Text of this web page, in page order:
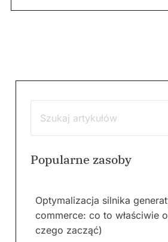
Popularne zasoby
Optymalizacja silnika
commerce: co to właściwie
czego zacząć)